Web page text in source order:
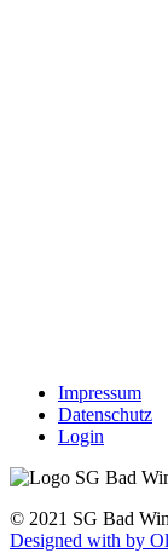
Impressum
Datenschutz
Login
© 2021 SG Bad
Designed with by